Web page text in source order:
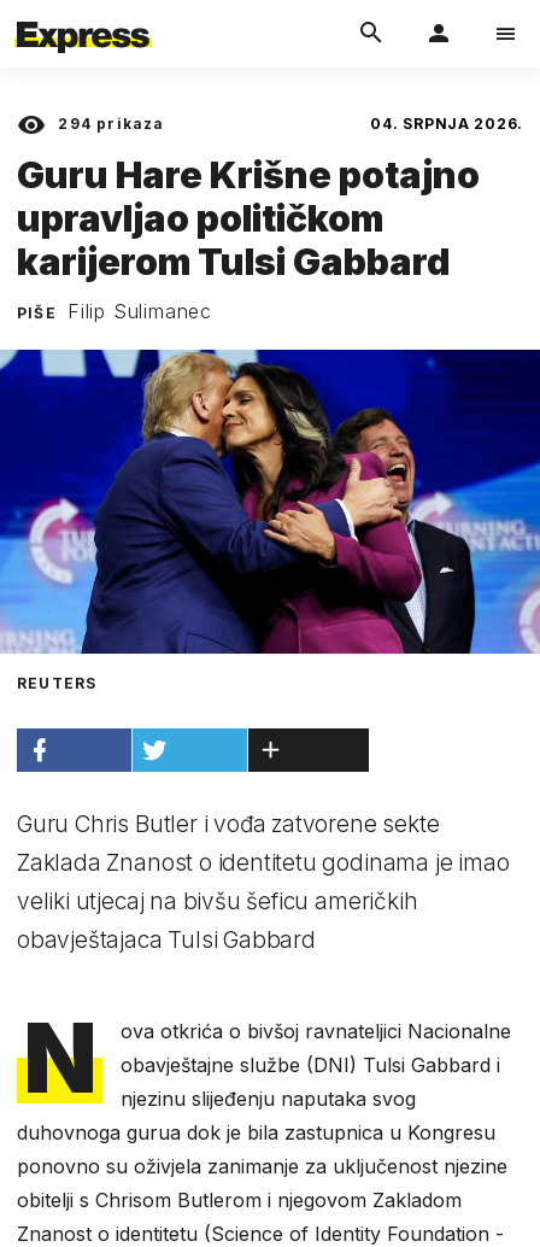
294 prikaza 04. SRPNJA 2026.
Guru Hare Krišne potajno
upravljao političkom
karijerom Tulsi Gabbard
PIŠE Filip Sulimanec
REUTERS
Guru Chris Butler i vođa zatvorene sekte
Zaklada Znanost o identitetu godinama je imao
veliki utjecaj na bivšu šeficu američkih
obavještajaca Tulsi Gabbard
N
ova otkrića o bivšoj ravnateljici Nacionalne
obavještajne službe (DNI) Tulsi Gabbard i
njezinu slijeđenju naputaka svog
duhovnoga gurua dok je bila zastupnica u Kongresu
ponovno su oživjela zanimanje za uključenost njezine
obitelji s Chrisom Butlerom i njegovom Zakladom
Znanost o identitetu (Science of Identity Foundation -